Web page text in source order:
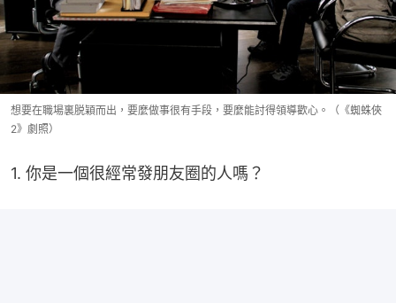
想要在職場裏脱穎而出，要麼做事很有手段，要麼能討得領導歡心。（《蜘蛛俠
2》劇照）
1. 你是一個很經常發朋友圈的人嗎？